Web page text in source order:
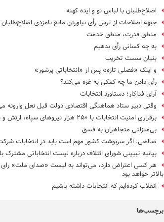
اصلاح‌طلبان با لباس نو و ایده کهنه
جبهه اصلاحات از ترس رأی نیاوردن مانع نامزدی
منطق قدرت، منطق خدمت
به چه کسانی رأی بدهیم
بنیان سست تخریب
و اینک «فصلی تازه» پس از «انتخاباتی پرشور»
رأی دادن ما چه کمکی به غزه می‌کند؟
آرای فداکار؛ دستاورد انتخابات
وقتی دبیر ستاد هماهنگی اقتصادی دولت قبل نعل وارونه
برقراری امنیت انتخابات با ۲۵۰ هزار نیروهای سپاه، ارتش و پلیس
بی‌منزلتی متجاهران به فسق
صالحی: اگر سرنوشت کشور مهم است باید در انتخابات
بیانیه تبیینی شورای ائتلاف درباره لیست انتخاباتی مشترک
هر کسی اعتراض دارد، می‌تواند به لیست «صدای ملت» رای
بالاتر خواهد بود
انقلاب کرده‌ایم که انتخابات داشته باشیم
برچسب‌ها